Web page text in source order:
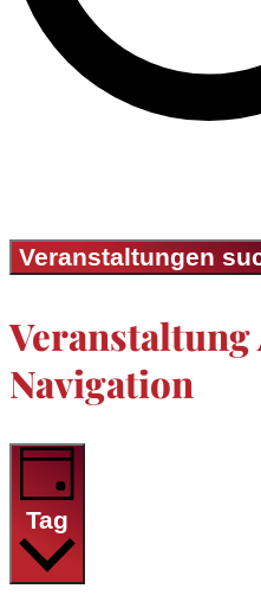
Veranstaltungen
Navigation
Tag